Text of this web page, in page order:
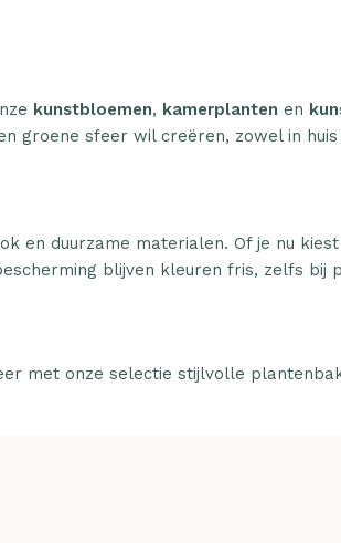
kunstbloemen, kamerplanten en
groene sfeer wil creëren, zowel in
en duurzame materialen. Of je nu
blijven kleuren fris, zelfs bij
met onze selectie stijlvolle